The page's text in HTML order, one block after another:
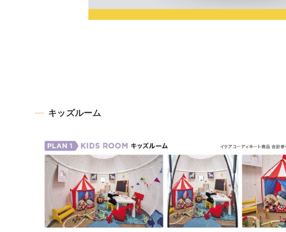
キッズルーム